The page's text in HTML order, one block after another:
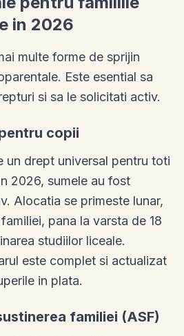
in 2026
multe forme de sprijin
Este esential sa
si sa le solicitati activ.
copii
un drept universal pentru toti
2026, sumele au fost
Alocatia se primeste lunar,
pana la varsta de 18
studiilor liceale.
este complet si actualizat
in plata.
familiei (ASF)